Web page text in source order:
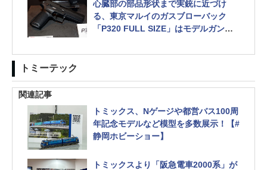
心臓部の部品形状まで実銃に近づけ
る、東京マルイのガスブローバック
「P320 FULL SIZE」はモデルガン的
ー】
トミーテック
関連記事
トミックス、Nゲージや都営バス100周
年記念モデルなど模型を多数展示！【#
静岡ホビーショー】
トミックスより「阪急電車2000系」が